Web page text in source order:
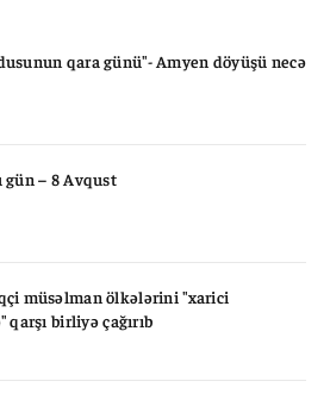
qara günü"- Amyen döyüşü necə
gün – 8 Avqust
müsəlman ölkələrini "xarici
birliyə çağırıb